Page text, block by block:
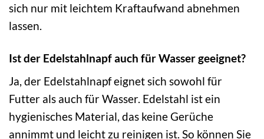
sich nur mit leichtem Kraftaufwand abnehmen
lassen.
Ist der Edelstahlnapf auch für Wasser geeignet?
Ja, der Edelstahlnapf eignet sich sowohl für
Futter als auch für Wasser. Edelstahl ist ein
hygienisches Material, das keine Gerüche
annimmt und leicht zu reinigen ist. So können Sie